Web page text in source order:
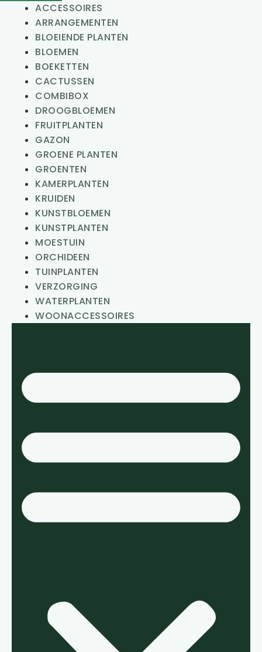
ACCESSOIRES
ARRANGEMENTEN
BLOEIENDE PLANTEN
BLOEMEN
BOEKETTEN
CACTUSSEN
COMBIBOX
DROOGBLOEMEN
FRUITPLANTEN
GAZON
GROENE PLANTEN
GROENTEN
KAMERPLANTEN
KRUIDEN
KUNSTBLOEMEN
KUNSTPLANTEN
MOESTUIN
ORCHIDEEN
TUINPLANTEN
VERZORGING
WATERPLANTEN
WOONACCESSOIRES